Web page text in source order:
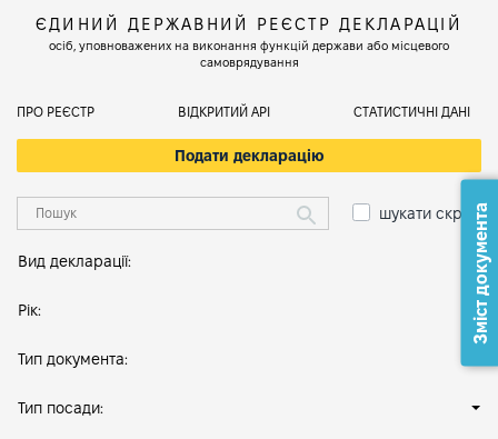
ЄДИНИЙ ДЕРЖАВНИЙ РЕЄСТР ДЕКЛАРАЦІЙ
осіб, уповноважених на виконання функцій держави або місцевого
самоврядування
ПРО РЕЄСТР ВІДКРИТИЙ АРІ СТАТИСТИЧНІ ДАНІ
Подати декларацію
шукати скрізь
Вид декларації:
Рік:
Тип документа:
Тип посади:
Зміст документа